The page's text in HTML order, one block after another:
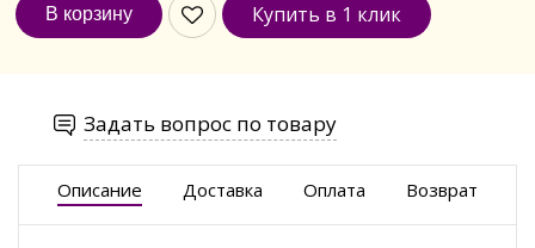
Купить в 1 клик
Задать вопрос по товару
Описание Доставка Оплата Возврат